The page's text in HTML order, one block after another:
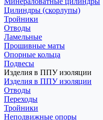
Цилиндры (скорлупы)
Тройники
Отводы
Ламельные
Прошивные маты
Опорные кольца
Подвесы
Изделия в ППУ изоляции
Изделия в ППУ изоляции
Отводы
Переходы
Тройники
Неподвижные опоры